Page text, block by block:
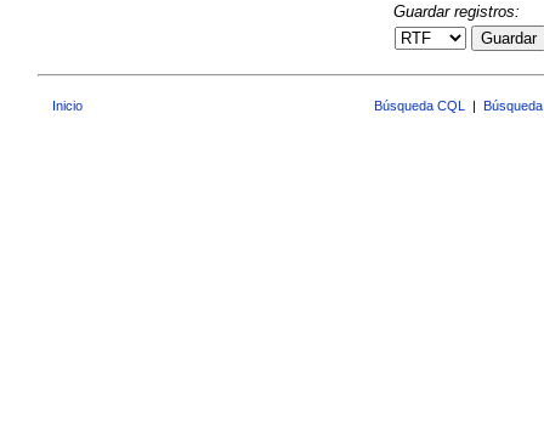
Guardar registros:
Guardar
Inicio Búsqueda CQL